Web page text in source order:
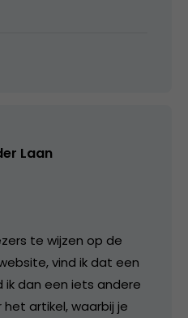
Laan
te wijzen op de
vind ik dat een
ik dan een iets andere
artikel, waarbij je